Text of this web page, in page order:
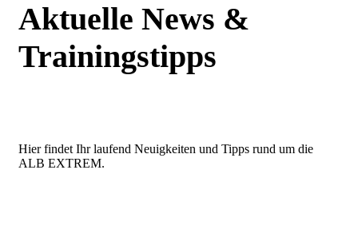
Aktuelle News &
Trainingstipps
Hier findet Ihr laufend Neuigkeiten und Tipps rund um die
ALB EXTREM.